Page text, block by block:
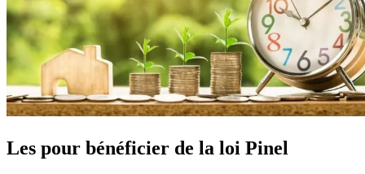
Les pour bénéficier de la loi Pinel